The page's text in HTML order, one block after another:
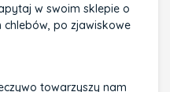
w swoim sklepie o
chlebów, po zjawiskowe
towarzyszy nam